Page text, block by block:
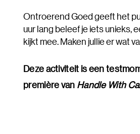
Ontroerend Goed geeft het
uur lang beleef je iets unieks,
kijkt mee. Maken jullie er wat
Deze activiteit is een
première van Handle With